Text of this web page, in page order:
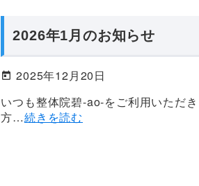
2026年1月のお知らせ
2025年12月20日
いつも整体院碧-ao-をご利用いただ
方…続きを読む